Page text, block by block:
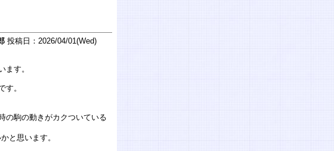
投稿日：2026/04/01(Wed)
す。
す。
の駒の動きがカクついている
と思います。